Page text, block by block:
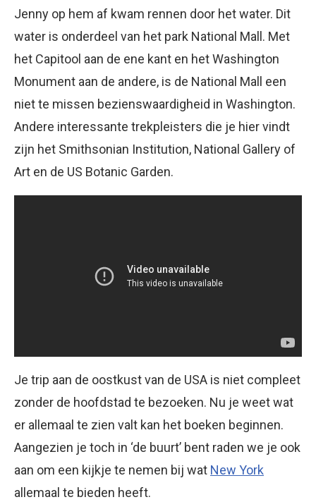
Jenny op hem af kwam rennen door het water. Dit
water is onderdeel van het park National Mall. Met
het Capitool aan de ene kant en het Washington
Monument aan de andere, is de National Mall een
niet te missen bezienswaardigheid in Washington.
Andere interessante trekpleisters die je hier vindt
zijn het Smithsonian Institution, National Gallery of
Art en de US Botanic Garden.
Je trip aan de oostkust van de USA is niet compleet
zonder de hoofdstad te bezoeken. Nu je weet wat
er allemaal te zien valt kan het boeken beginnen.
Aangezien je toch in ‘de buurt’ bent raden we je ook
aan om een kijkje te nemen bij wat New York
allemaal te bieden heeft.